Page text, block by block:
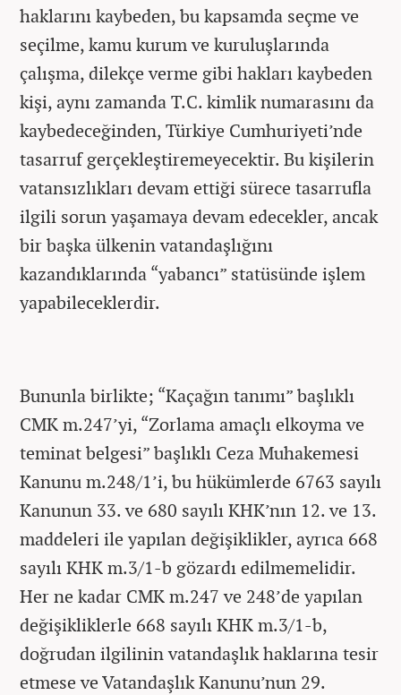
haklarını kaybeden, bu kapsamda seçme ve
seçilme, kamu kurum ve kuruluşlarında
çalışma, dilekçe verme gibi hakları kaybeden
kişi, aynı zamanda T.C. kimlik numarasını da
kaybedeceğinden, Türkiye Cumhuriyeti’nde
tasarruf gerçekleştiremeyecektir. Bu kişilerin
vatansızlıkları devam ettiği sürece tasarrufla
ilgili sorun yaşamaya devam edecekler, ancak
bir başka ülkenin vatandaşlığını
kazandıklarında “yabancı” statüsünde işlem
yapabileceklerdir.
Bununla birlikte; “Kaçağın tanımı” başlıklı
CMK m.247’yi, “Zorlama amaçlı elkoyma ve
teminat belgesi” başlıklı Ceza Muhakemesi
Kanunu m.248/1’i, bu hükümlerde 6763 sayılı
Kanunun 33. ve 680 sayılı KHK’nın 12. ve 13.
maddeleri ile yapılan değişiklikler, ayrıca 668
sayılı KHK m.3/1-b gözardı edilmemelidir.
Her ne kadar CMK m.247 ve 248’de yapılan
değişikliklerle 668 sayılı KHK m.3/1-b,
doğrudan ilgilinin vatandaşlık haklarına tesir
etmese ve Vatandaşlık Kanunu’nun 29.